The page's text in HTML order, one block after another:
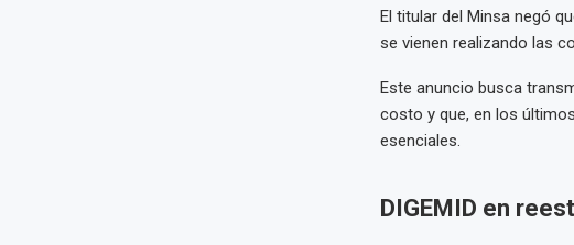
El titular del Minsa negó
se vienen realizando las
Este anuncio busca
costo y que, en los
esenciales.
DIGEMID en